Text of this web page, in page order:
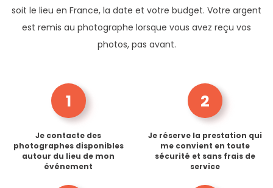
soit le lieu en France, la date et votre budget. Votre argent
est remis au photographe lorsque vous avez reçu vos
photos, pas avant.
1
Je contacte des
photographes disponibles
autour du lieu de mon
événement
2
Je réserve la prestation qui
me convient en toute
sécurité et sans frais de
service